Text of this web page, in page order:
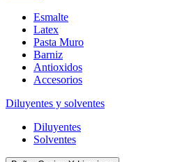
Esmalte
Latex
Pasta Muro
Barniz
Antioxidos
Accesorios
Diluyentes y solventes
Diluyentes
Solventes